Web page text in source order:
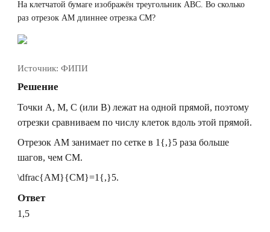
На клетчатой бумаге изображён треугольник ABC . Во сколько
раз отрезок AM длиннее отрезка CM?
Источник: ФИПИ
Решение
Точки A, M, C (или B) лежат на одной прямой, поэтому
отрезки сравниваем по числу клеток вдоль этой прямой.
Отрезок AM занимает по сетке в 1{,}5 раза больше
шагов, чем CM.
\dfrac{AM}{CM}=1{,}5.
Ответ
1,5